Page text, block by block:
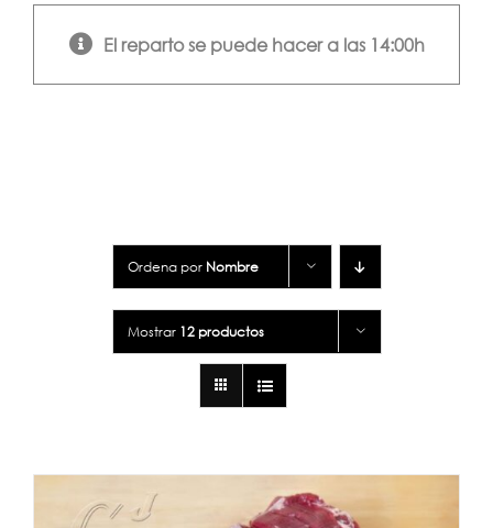
Ordena por Nombre
Mostrar 12 productos
El reparto se puede hacer a las 14:00h